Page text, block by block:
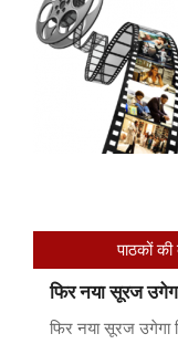
पाठकों
फिर नया सूरज
फिर नया सूरज उगेगा